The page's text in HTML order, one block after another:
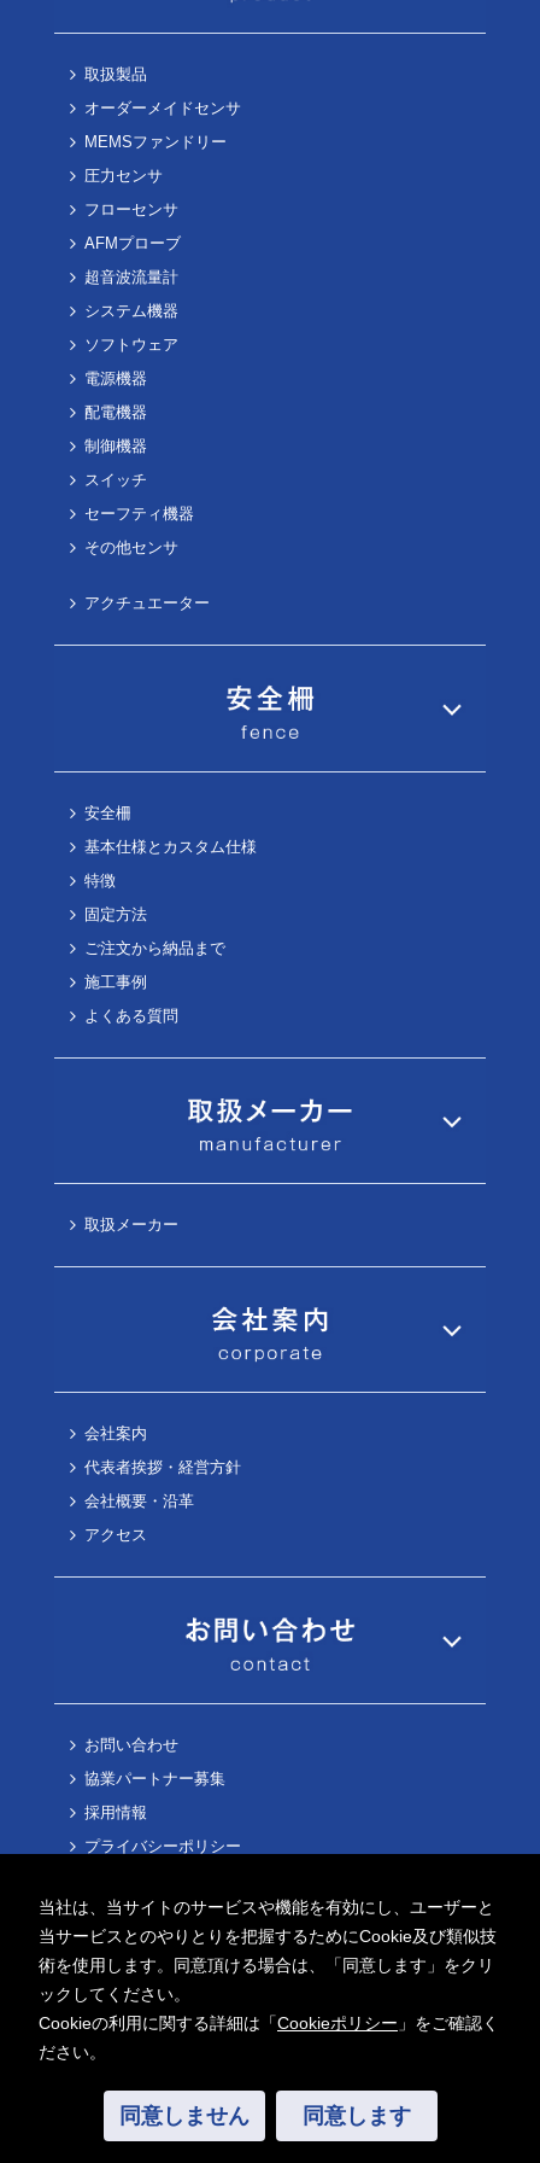
当社は、当サイトのサービスや機能を有効にし、ユーザーと
当サービスとのやりとりを把握するためにCookie及び類似技
術を使用します。同意頂ける場合は、「同意します」をクリ
ックしてください。
Cookieの利用に関する詳細は「Cookieポリシー 」をご確認く
ださい。
同意しません 同意します
取扱製品
オーダーメイドセンサ
MEMSファンドリー
圧力センサ
フローセンサ
AFMプローブ
超音波流量計
システム機器
ソフトウェア
電源機器
配電機器
制御機器
スイッチ
セーフティ機器
その他センサ
アクチュエーター
安全柵
基本仕様とカスタム仕様
特徴
固定方法
ご注文から納品まで
施工事例
よくある質問
取扱メーカー
会社案内
代表者挨拶・経営方針
会社概要・沿革
アクセス
お問い合わせ
協業パートナー募集
採用情報
プライバシーポリシー
Copyright ©2026 AITECH Solution Co.,Ltd.